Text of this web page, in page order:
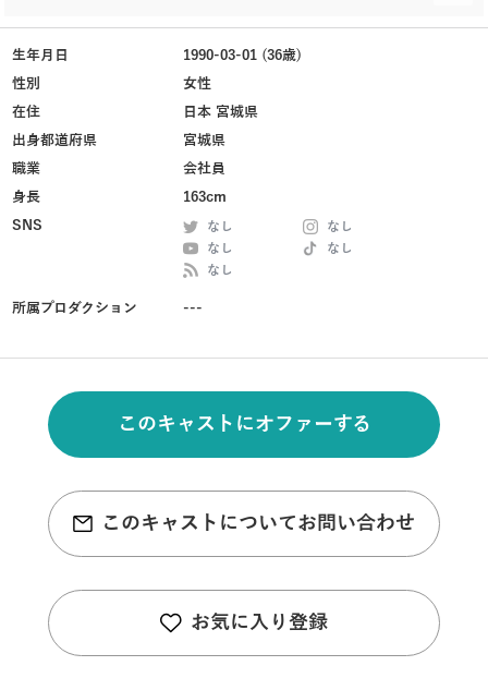
生年月日
1990-03-01 (36歳)
性別
女性
在住
日本 宮城県
出身都道府県
宮城県
職業
会社員
身長
163cm
SNS
なし
なし
なし
なし
なし
所属プロダクション ---
このキャストにオファーする
このキャストについてお問い合わせ
お気に入り登録